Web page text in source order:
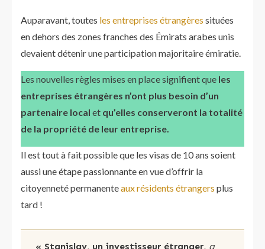
Auparavant, toutes les entreprises étrangères situées
en dehors des zones franches des Émirats arabes unis
devaient détenir une participation majoritaire émiratie.
Les nouvelles règles mises en place signifient que les
entreprises étrangères n’ont plus besoin d’un
partenaire local et qu’elles conserveront la totalité
de la propriété de leur entreprise.
Il est tout à fait possible que les visas de 10 ans soient
aussi une étape passionnante en vue d’offrir la
citoyenneté permanenteaux résidents étrangers plus
tard !
« Stanislav, un investisseur étranger, a